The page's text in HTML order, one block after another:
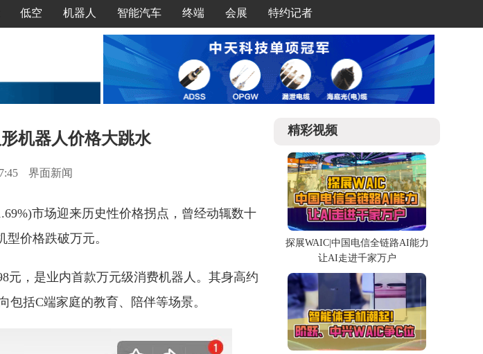
低空 机器人 智能汽车 终端 会展 特约记者
机器人价格大跳水
界面新闻
市场迎来历史性价格拐点，曾经动辄数十
价格跌破万元。
元，是业内首款万元级消费机器人。其身高约
包括C端家庭的教育、陪伴等场景。
精彩视频
探展WAIC|中国电信全链路AI能力
让AI走进千家万户